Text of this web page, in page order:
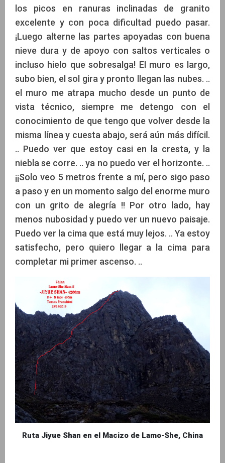
los picos en ranuras inclinadas de granito
excelente y con poca dificultad puedo pasar.
¡Luego alterne las partes apoyadas con buena
nieve dura y de apoyo con saltos verticales o
incluso hielo que sobresalga! El muro es largo,
subo bien, el sol gira y pronto llegan las nubes. ..
el muro me atrapa mucho desde un punto de
vista técnico, siempre me detengo con el
conocimiento de que tengo que volver desde la
misma línea y cuesta abajo, será aún más difícil.
.. Puedo ver que estoy casi en la cresta, y la
niebla se corre. .. ya no puedo ver el horizonte. ..
¡¡Solo veo 5 metros frente a mí, pero sigo paso
a paso y en un momento salgo del enorme muro
con un grito de alegría !! Por otro lado, hay
menos nubosidad y puedo ver un nuevo paisaje.
Puedo ver la cima que está muy lejos. .. Ya estoy
satisfecho, pero quiero llegar a la cima para
completar mi primer ascenso. ..
Ruta Jiyue Shan en el Macizo de Lamo-She, China